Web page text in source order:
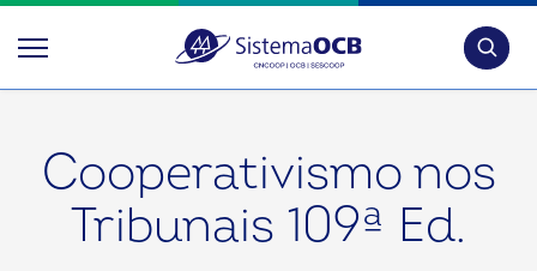
Cooperativismo nos
Tribunais 109ª Ed.